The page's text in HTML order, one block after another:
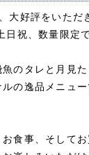
大好評をいただ
日祝、数量限定
のタレと月見
の逸品メニュー
食事、そしてお